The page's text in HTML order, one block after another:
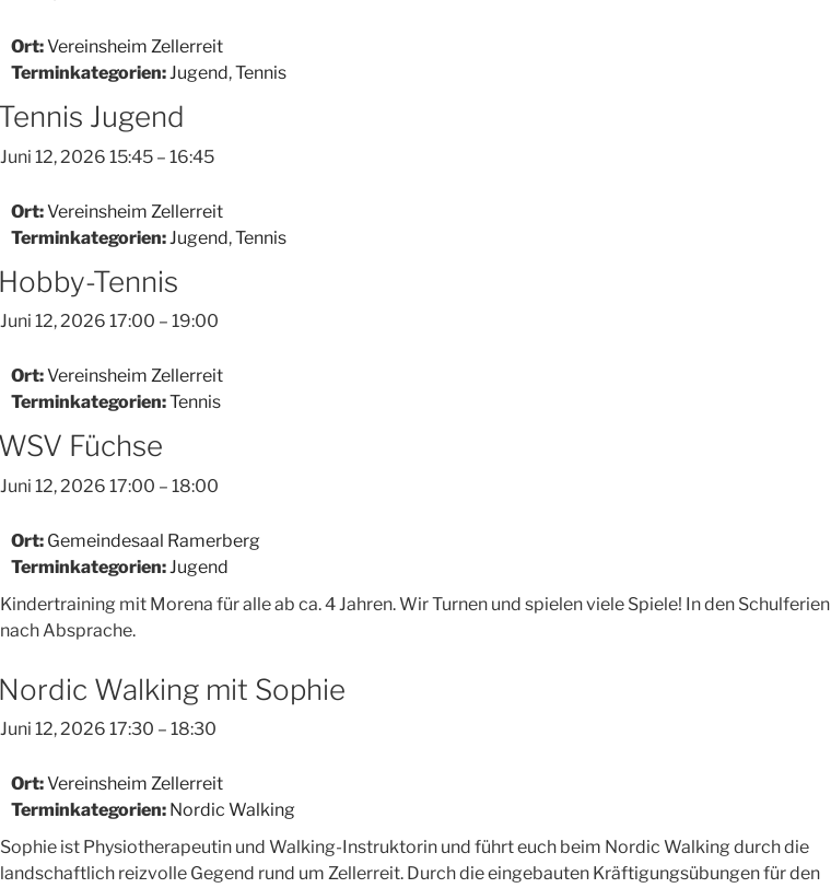
Ort:Vereinsheim Zellerreit
Terminkategorien:Jugend,Tennis
Jugend
Juni 12, 2026 15:45 – 16:45
Ort:Vereinsheim Zellerreit
Terminkategorien: Jugend,Tennis
Tennis
Juni 12, 2026 17:00 – 19:00
Ort:Vereinsheim Zellerreit
Terminkategorien:Tennis
Füchse
Juni 12, 2026 17:00 – 18:00
Ort: Gemeindesaal Ramerberg
Terminkategorien: Jugend
Kindertraining mit Morena für alle ab ca. 4 Jahren. Wir Turnen und spielen viele Spiele! In den Schulferien
nach Absprache.
Walking mit Sophie
Juni 12, 2026 17:30 – 18:30
Ort:Vereinsheim Zellerreit
Terminkategorien: Nordic Walking
Sophie ist Physiotherapeutin und Walking-Instruktorin und führt euch beim Nordic Walking durch die
landschaftlich reizvolle Gegend rund um Zellerreit. Durch die eingebauten Kräftigungsübungen für den